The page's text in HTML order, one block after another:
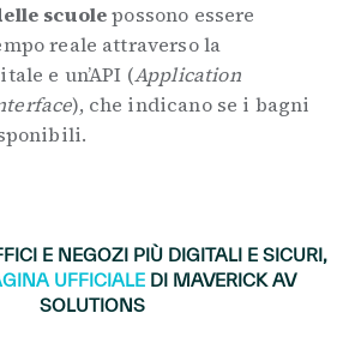
scuolepossono essere
reale attraverso la
e un’API (Application
), che indicano se i bagni
E NEGOZI PIÙ DIGITALI E SICURI,
UFFICIALEDI MAVERICK AV
SOLUTIONS